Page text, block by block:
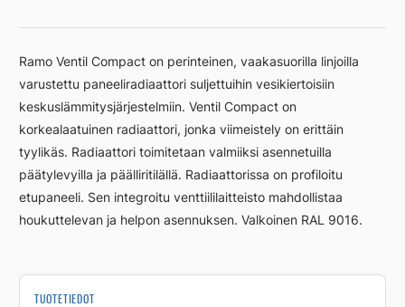
Ventil
300
2600
määrä
Ramo Ventil Compact on perinteinen, vaakasuorilla linjoilla
varustettu paneeliradiaattori suljettuihin vesikiertoisiin
keskuslämmitysjärjestelmiin. Ventil Compact on
korkealaatuinen radiaattori, jonka viimeistely on erittäin
tyylikäs. Radiaattori toimitetaan valmiiksi asennetuilla
päätylevyilla ja päälliritilällä. Radiaattorissa on profiloitu
etupaneeli. Sen integroitu venttiililaitteisto mahdollistaa
houkuttelevan ja helpon asennuksen. Valkoinen RAL 9016.
TUOTETIEDOT